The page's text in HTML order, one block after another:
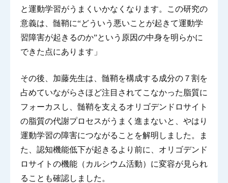
と運動学習がうまくいかなくなります。この研究の
意義は、髄鞘に“どういう悪いことが起きて運動学
習障害が起きるのか”という原因の中身を明らかに
できた点にあります」
その後、加藤先生は、髄鞘を構成する成分の７割を
占めていながらさほど注目されてこなかった脂質に
フォーカスし、髄鞘を支えるオリゴデンドロサイト
の脂質の代謝プロセスがうまく進まないと、やはり
運動学習の障害につながることを解明しました。ま
た、認知機能低下が起きるより前に、オリゴデンド
ロサイトの機能（カルシウム活動）に変容が見られ
ることも確認しました。